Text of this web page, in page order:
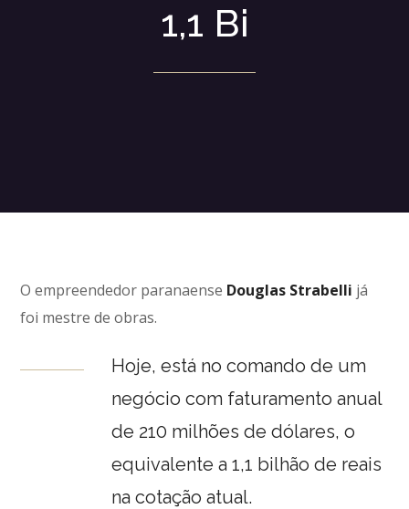
1,1 Bi
O empreendedor paranaense Douglas Strabelli já
foi mestre de obras.
Hoje, está no comando de um
negócio com faturamento anual
de 210 milhões de dólares, o
equivalente a 1,1 bilhão de reais
na cotação atual.